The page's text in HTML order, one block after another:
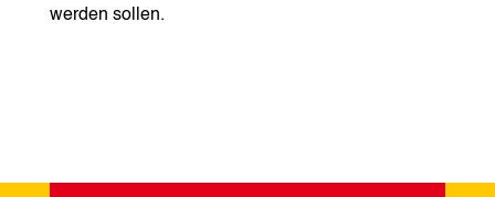
werden sollen.